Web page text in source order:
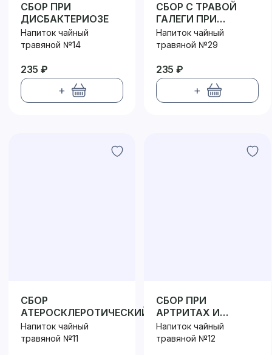
СБОР ПРИ
ДИСБАКТЕРИОЗЕ
Напиток чайный
травяной №14
235 ₽
+
СБОР С ТРАВОЙ
ГАЛЕГИ ПРИ
ДИАБЕТЕ
Напиток чайный
травяной №29
235 ₽
+
СБОР
АТЕРОСКЛЕРОТИЧЕСКИЙ
Напиток чайный
травяной №11
СБОР ПРИ
АРТРИТАХ И
АРТРОЗАХ
Напиток чайный
травяной №12